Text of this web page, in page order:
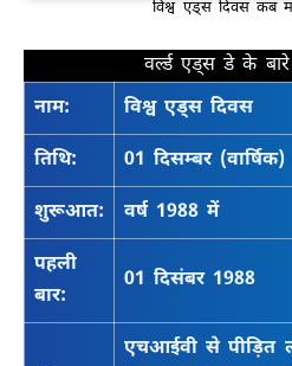
विश्व एड्स दिवस कब
वर्ल्ड एड्स डे के
नाम:
विश्व एड्स दिवस
तिथि: 01 दिसम्बर (वार्षिक)
शुरूआत: वर्ष 1988 में
पहली
बार:
01 दिसंबर 1988
एचआईवी से पीड़ित